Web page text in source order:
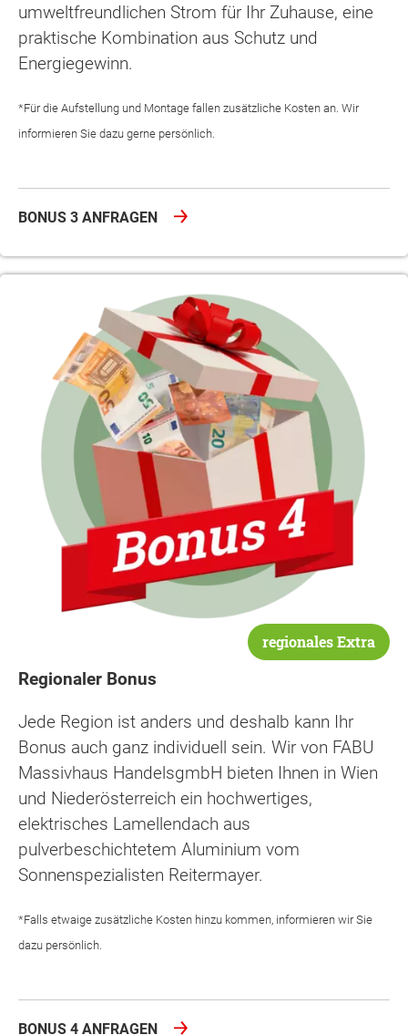
umweltfreundlichen Strom für Ihr Zuhause, eine
praktische Kombination aus Schutz und
Energiegewinn.
*Für die Aufstellung und Montage fallen zusätzliche Kosten an. Wir
informieren Sie dazu gerne persönlich.
BONUS 3 ANFRAGEN
regionales Extra
Regionaler Bonus
Jede Region ist anders und deshalb kann Ihr
Bonus auch ganz individuell sein. Wir von FABU
Massivhaus HandelsgmbH bieten Ihnen in Wien
und Niederösterreich ein hochwertiges,
elektrisches Lamellendach aus
pulverbeschichtetem Aluminium vom
Sonnenspezialisten Reitermayer.
*Falls etwaige zusätzliche Kosten hinzu kommen, informieren wir Sie
dazu persönlich.
BONUS 4 ANFRAGEN